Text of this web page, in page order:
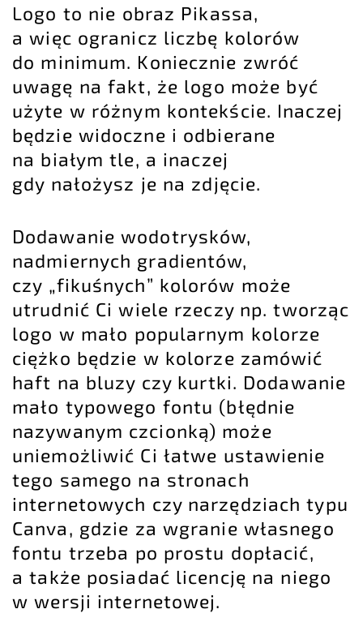
Logo to nie obraz Pikassa,
a więc ogranicz liczbę kolorów
do minimum. Koniecznie zwróć
uwagę na fakt, że logo może być
użyte w różnym kontekście. Inaczej
będzie widoczne i odbierane
na białym tle, a inaczej
gdy nałożysz je na zdjęcie.
Dodawanie wodotrysków,
nadmiernych gradientów,
czy „fikuśnych” kolorów może
utrudnić Ci wiele rzeczy np. tworząc
logo w mało popularnym kolorze
ciężko będzie w kolorze zamówić
haft na bluzy czy kurtki. Dodawanie
mało typowego fontu (błędnie
nazywanym czcionką) może
uniemożliwić Ci łatwe ustawienie
tego samego na stronach
internetowych czy narzędziach typu
Canva, gdzie za wgranie własnego
fontu trzeba po prostu dopłacić,
a także posiadać licencję na niego
w wersji internetowej.